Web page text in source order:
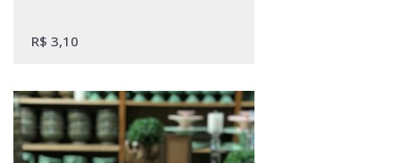
R$ 3,10